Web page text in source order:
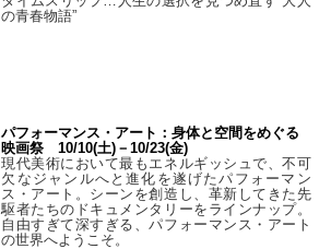
の青春物語”
パフォーマンス・アート：身体と空間をめぐる
映画祭 10/10(土)－10/23(金)
現代美術において最もエネルギッシュで、不可
欠なジャンルへと進化を遂げたパフォーマン
ス・アート。シーンを創造し、革新してきた先
駆者たちのドキュメンタリーをラインナップ。
自由すぎて深すぎる、パフォーマンス・アート
の世界へようこそ。